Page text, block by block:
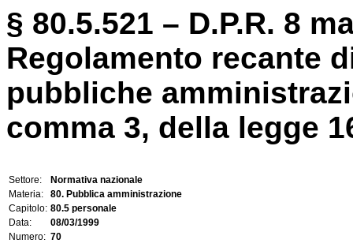
§ 80.5.521 – D.P.R. 8
Regolamento recante
pubbliche
comma 3, della legge
Settore:
Normativa nazionale
Materia:
80. Pubblica amministrazione
Capitolo: 80.5 personale
Data:
08/03/1999
Numero: 70